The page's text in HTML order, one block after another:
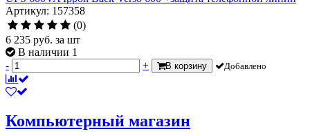
Артикул: 157358
(0)
6 235 руб. за шт
В наличии 1
-
+ В корзину Добавлено
Компьютерный магазин